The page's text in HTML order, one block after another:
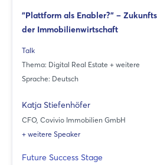
"Plattform als Enabler?" –
der Immobilienwirtschaft
Talk
Thema: Digital Real Estate + weitere
Sprache: Deutsch
Katja Stiefenhöfer
CFO, Covivio Immobilien GmbH
+ weitere Speaker
Future Success Stage